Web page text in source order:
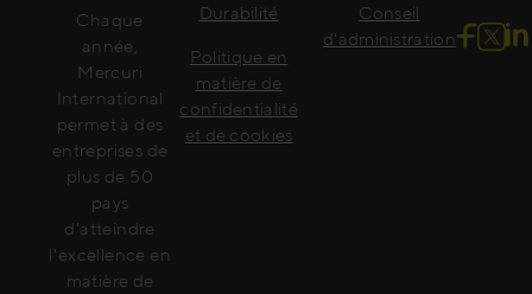
Chaque
année,
Mercuri
International
permet à des
entreprises de
plus de 50
pays
d'atteindre
l'excellence en
matière de
Durabilité
Politique en
matière de
confidentialité
et de cookies
Conseil
d'administration